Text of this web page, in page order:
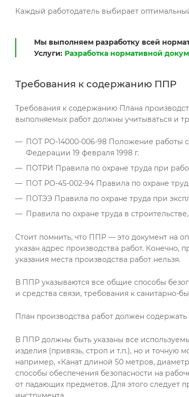
Каждый работодатель выбирает
Мы выполняем разработку всей
Услуги: Разработка нормативной
Требования к содержанию ППР
Требования к содержанию Плана
выполняемых работ должны учитываться и
ПОТ РО-14000-006-98 Положение работы
Федерации 19 февраля 1998 г.
ПОТРИ Правила по охране труда при
ПОТ РО-45-002-94 Правила по охране
ПОТЭЭ Правила по охране труда при
Правила по охране труда в
Стоит помнить, что ППР — это документ на
указан адрес производства работ.
указания места производства работ нельзя.
В ППР указываются все общие способы
и средства связи, требования к санитарно-
План производства работ должен
В ППР должны быть указаны все
изделия (привязь, строп и т.п.), но и точную
например, «Канат длиной 50 метров,
способы обеспечения безопасности на
от падающих предметов. Для этого следует